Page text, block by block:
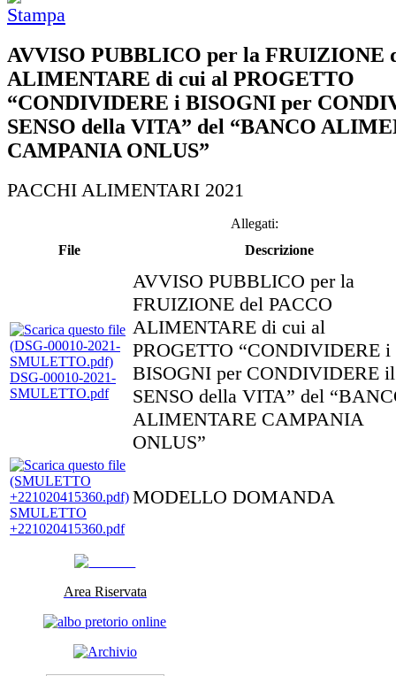
AVVISO PUBBLICO per la FRUIZIONE
ALIMENTARE di cui al PROGETTO
“CONDIVIDERE i BISOGNI per
SENSO della VITA” del “BANCO
CAMPANIA ONLUS”
PACCHI ALIMENTARI 2021
Allegati:
File
Descrizione
DSG-00010-2021-
SMULETTO.pdf
AVVISO PUBBLICO per la
FRUIZIONE del PACCO
ALIMENTARE di cui al
PROGETTO “CONDIVIDERE i
BISOGNI per CONDIVIDERE il
SENSO della VITA” del
ALIMENTARE CAMPANIA
ONLUS”
SMULETTO
+221020415360.pdf
MODELLO DOMANDA
Area Riservata